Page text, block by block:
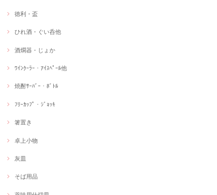
徳利・盃
ひれ酒・ぐい呑他
酒燗器・じょか
ﾜｲﾝｸｰﾗｰ・ｱｲｽﾍﾟｰﾙ他
焼酎ｻｰﾊﾞｰ・ﾎﾞﾄﾙ
ﾌﾘｰｶｯﾌﾟ・ｼﾞｮｯｷ
箸置き
卓上小物
灰皿
そば用品